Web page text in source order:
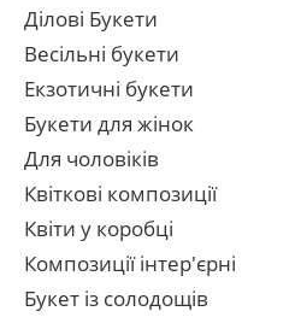
Ділові Букети
Весільні букети
Екзотичні букети
Букети для жінок
Для чоловіків
Квіткові композиції
Квіти у коробці
Композиції інтер'єрні
Букет із солодощів